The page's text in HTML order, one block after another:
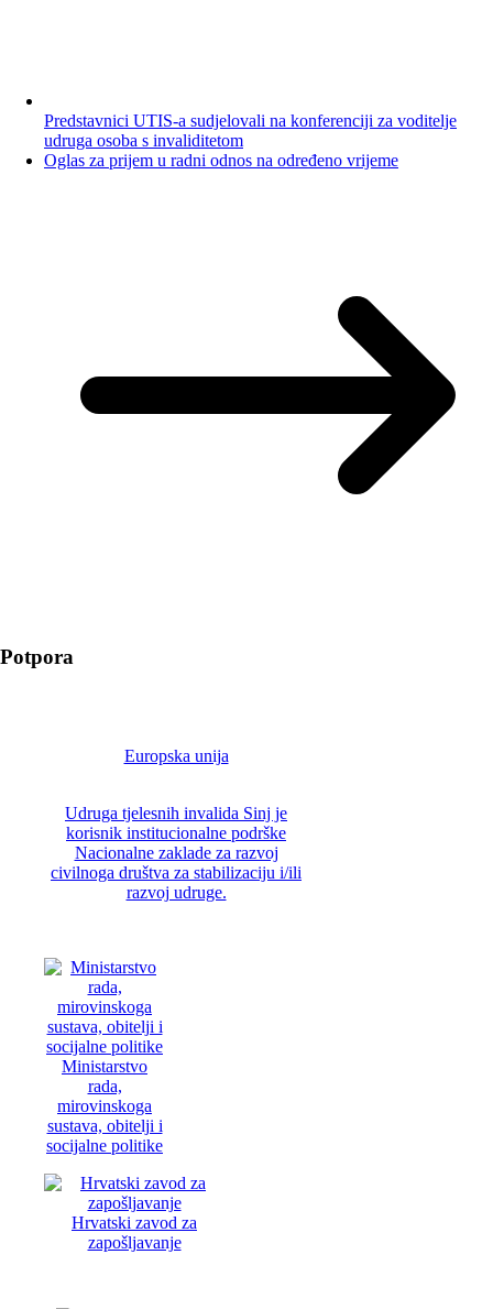
Predstavnici UTIS-a sudjelovali na konferenciji za voditelje
udruga osoba s invaliditetom
Oglas za prijem u radni odnos na određeno vrijeme
Potpora
Europska unija
Udruga tjelesnih invalida Sinj je
korisnik institucionalne podrške
Nacionalne zaklade za razvoj
civilnoga društva za stabilizaciju i/ili
razvoj udruge.
Ministarstvo
rada,
mirovinskoga
sustava, obitelji i
socijalne politike
Hrvatski zavod za
zapošljavanje